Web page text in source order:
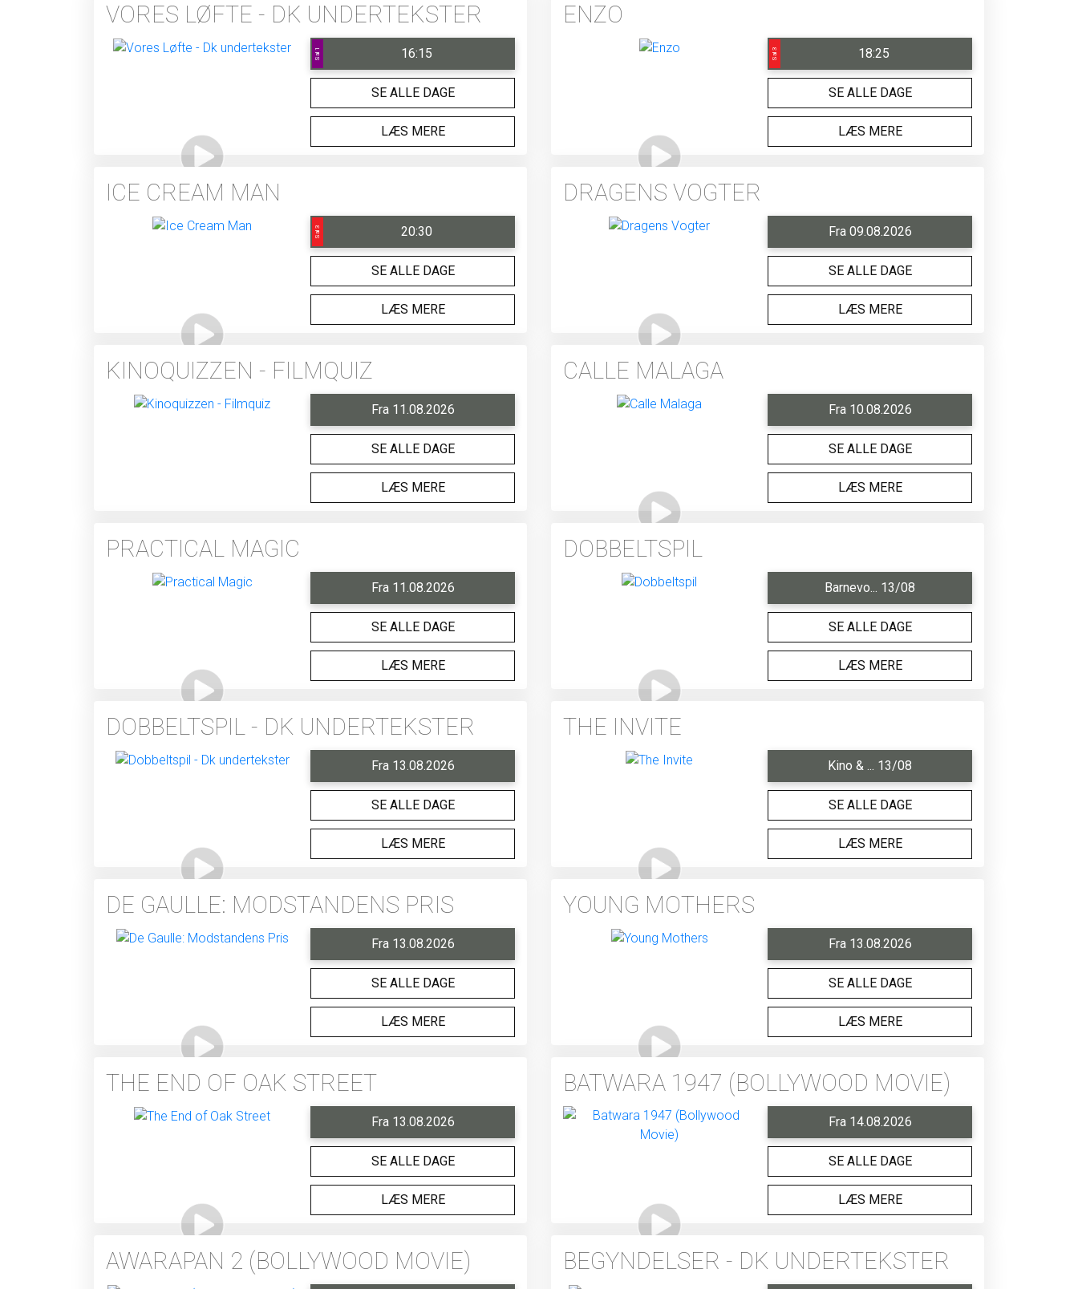
VORES LØFTE - DK UNDERTEKSTER
Sal 1 16:15
SE ALLE DAGE
LÆS MERE
ENZO
Sal 3 18:25
SE ALLE DAGE
LÆS MERE
ICE CREAM MAN
Sal 3 20:30
SE ALLE DAGE
LÆS MERE
DRAGENS VOGTER
Fra 09.08.2026
SE ALLE DAGE
LÆS MERE
KINOQUIZZEN - FILMQUIZ
Fra 11.08.2026
SE ALLE DAGE
LÆS MERE
CALLE MALAGA
Fra 10.08.2026
SE ALLE DAGE
LÆS MERE
PRACTICAL MAGIC
Fra 11.08.2026
SE ALLE DAGE
LÆS MERE
DOBBELTSPIL
Barnevo... 13/08
SE ALLE DAGE
LÆS MERE
DOBBELTSPIL - DK UNDERTEKSTER
Fra 13.08.2026
SE ALLE DAGE
LÆS MERE
THE INVITE
Kino & ... 13/08
SE ALLE DAGE
LÆS MERE
DE GAULLE: MODSTANDENS PRIS
Fra 13.08.2026
SE ALLE DAGE
LÆS MERE
YOUNG MOTHERS
Fra 13.08.2026
SE ALLE DAGE
LÆS MERE
THE END OF OAK STREET
Fra 13.08.2026
SE ALLE DAGE
LÆS MERE
BATWARA 1947 (BOLLYWOOD MOVIE)
Fra 14.08.2026
SE ALLE DAGE
LÆS MERE
AWARAPAN 2 (BOLLYWOOD MOVIE) BEGYNDELSER - DK UNDERTEKSTER